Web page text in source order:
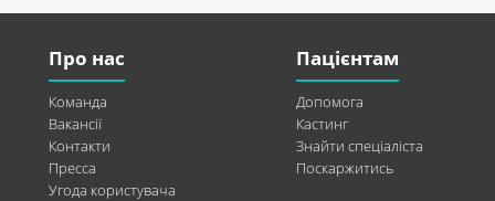
Про нас
Команда
Вакансії
Контакти
Пресса
Угода користувача
Пацієнтам
Допомога
Кастинг
Знайти спеціаліста
Поскаржитись